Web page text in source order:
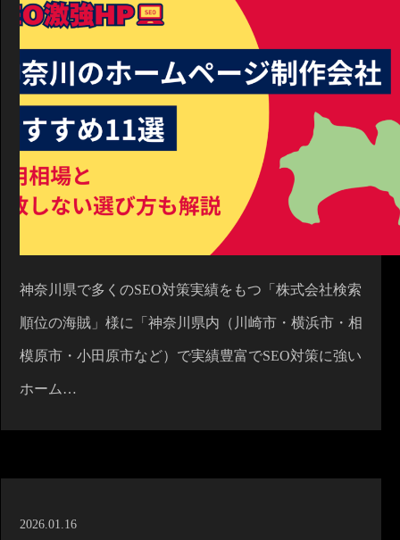
神奈川県で多くのSEO対策実績をもつ「株式会社検索
順位の海賊」様に「神奈川県内（川崎市・横浜市・相
模原市・小田原市など）で実績豊富でSEO対策に強い
ホーム…
2026.01.16